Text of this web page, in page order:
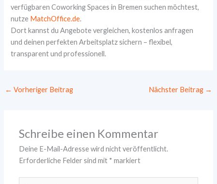
verfügbaren Coworking Spaces in Bremen suchen möchtest,
nutze MatchOffice.de.
Dort kannst du Angebote vergleichen, kostenlos anfragen
und deinen perfekten Arbeitsplatz sichern – flexibel,
transparent und professionell.
← Vorheriger Beitrag Nächster Beitrag →
Schreibe einen Kommentar
Deine E-Mail-Adresse wird nicht veröffentlicht.
Erforderliche Felder sind mit * markiert